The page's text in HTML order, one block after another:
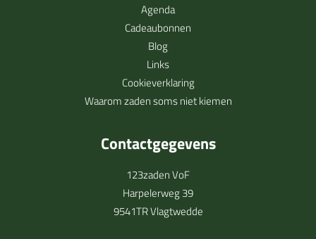
Agenda
Cadeaubonnen
Blog
Links
Cookieverklaring
Waarom zaden soms niet kiemen
Contactgegevens
123zaden VoF
Harpelerweg 39
9541TR Vlagtwedde